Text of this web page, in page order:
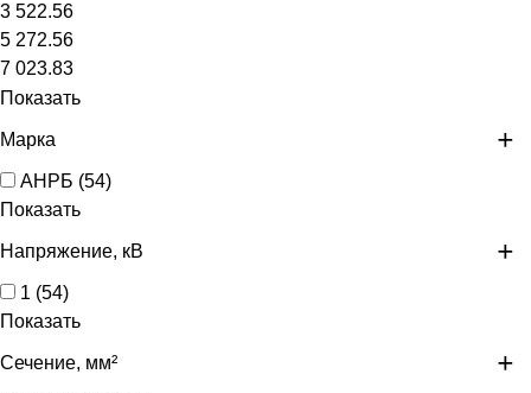
3 522.56
5 272.56
7 023.83
Показать
Марка
АНРБ (54)
Показать
Напряжение, кВ
1 (54)
Показать
Сечение, мм²